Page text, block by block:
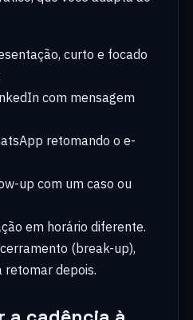
curto e focado
com mensagem
retomando o e-
up com um caso ou
em horário diferente.
(break-up),
retomar depois.